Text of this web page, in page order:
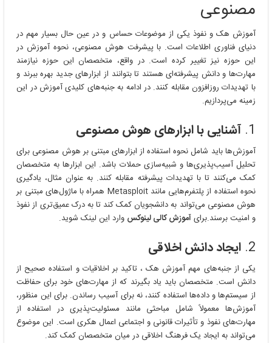
مصنوعی
آموزش هک و نفوذ یکی از موضوعات حساس و در عین حال بسیار مهم در
دنیای فناوری اطلاعات است. با پیشرفت هوش مصنوعی، نحوه آموزش در
این حوزه نیز تغییر کرده است. در واقع، متخصصان این حوزه نیازمند
مهارت‌ها و دانش پیشرفته‌ای هستند تا بتوانند از ابزارهای جدید بهره ببرند و
با تهدیدات روزافزون مقابله کنند. در ادامه به جنبه‌های کلیدی آموزش در این
زمینه می‌پردازیم.
1. آشنایی با ابزارهای هوش مصنوعی
آموزش‌ها باید شامل نحوه استفاده از ابزارهای مبتنی بر هوش مصنوعی برای
تحلیل آسیب‌پذیری‌ها و شبیه‌سازی حملات باشد. این ابزارها به متخصصان
کمک می‌کنند تا با تهدیدات پیشرفته مقابله کنند. به عنوان مثال، یادگیری
نحوه استفاده از پلتفرم‌هایی مانند Metasploit همراه با ماژول‌های مبتنی بر
هوش مصنوعی می‌تواند به دانشجویان کمک کند تا به درک عمیق‌تری از نفوذ
و امنیت برسند.برایآموزش کالی لینوکس وارد این لینک شوید.
2. ایجاد دانش اخلاقی
یکی از جنبه‌های مهم آموزش هک ، تاکید بر اخلاقیات و استفاده صحیح از
دانش است. متخصصان باید یاد بگیرند که از مهارت‌های خود برای حفاظت
از سیستم‌ها و داده‌ها استفاده کنند، نه برای آسیب رساندن. برای این منظور،
آموزش‌ها معمولاً شامل مباحثی مانند مسئولیت‌پذیری در استفاده از
مهارت‌های نفوذ و تأثیرات قانونی و اجتماعی اعمال هکری است. این موضوع
می‌تواند به ایجاد یک فرهنگ اخلاقی در میان متخصصان کمک کند.